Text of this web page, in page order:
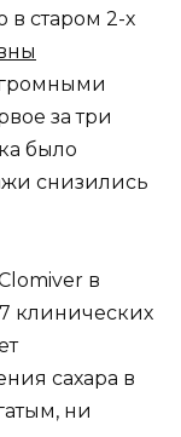
в старом 2-х
за три
было
снизились
в
клинических
сахара в
ни